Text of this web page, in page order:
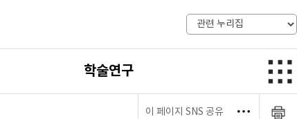
학술연구
이 페이지 SNS 공유